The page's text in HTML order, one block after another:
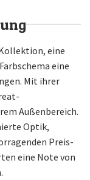
eine
eine
Mit ihrer
Außenbereich.
Optik,
Preis-
eine Note von